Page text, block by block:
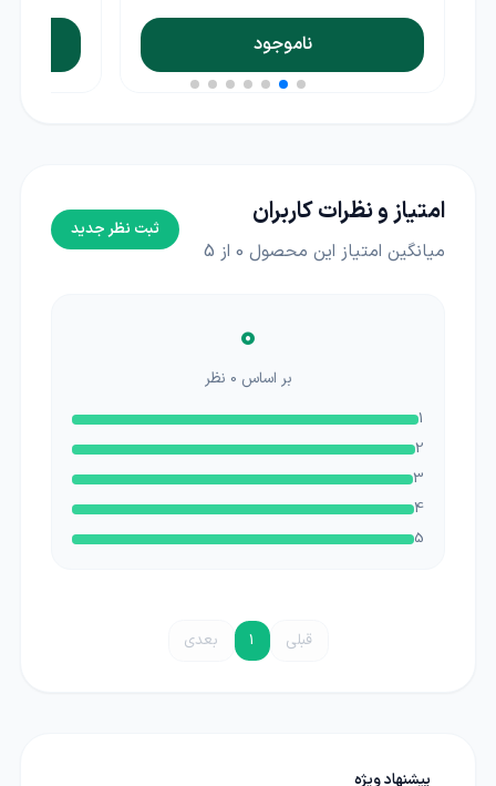
ناموجود
امتیاز و نظرات کاربران
میانگین امتیاز این محصول 0 از 5
ثبت نظر جدید
0
بر اساس 0 نظر
1
2
3
4
5
قبلی 1 بعدی
پیشنهاد ویژه